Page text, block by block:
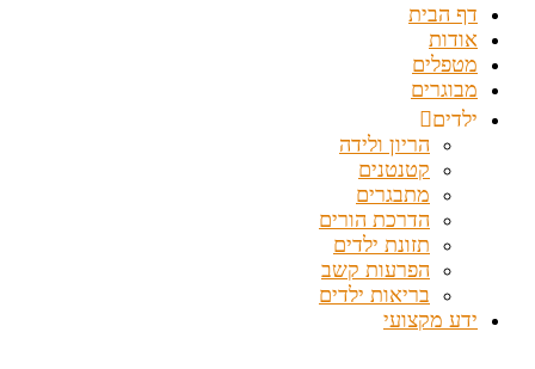
דף הבית
אודות
מטפלים
מבוגרים
ילדים
הריון ולידה
קטנטנים
מתבגרים
הדרכת הורים
תזונת ילדים
הפרעות קשב
בריאות ילדים
ידע מקצועי